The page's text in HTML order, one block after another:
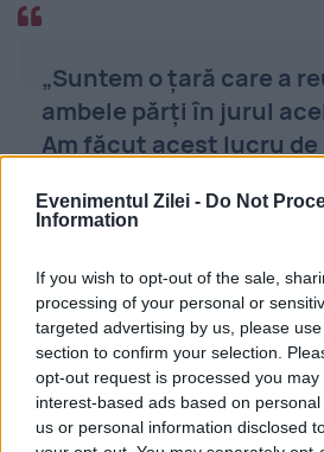
Evenimentul Zilei - Do Not
Information
If you wish to opt-out of the sale,
processing of your personal or
targeted advertising by us, please
section to confirm your selection.
opt-out request is processed you may
interest-based ads based on
us or personal information disclosed
„Suntem o țară care a
ambele părți în jurul
Am făcut acest lucru de
trebuie să înceteze
vom continua să facem
declarat Erdogan.
De altfel, Turcia a mai
negocieri pentru pace, în